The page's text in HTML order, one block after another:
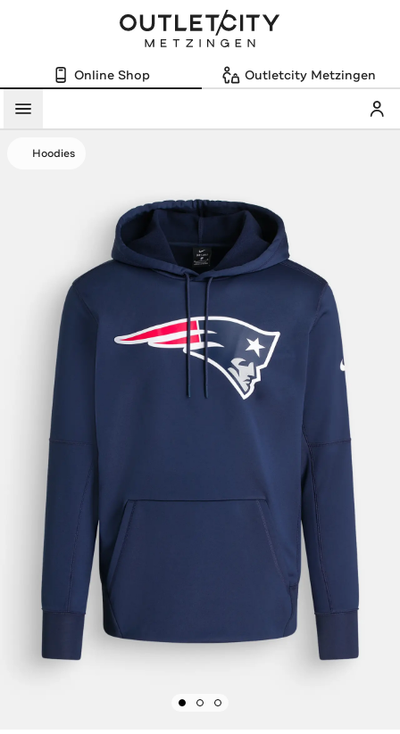
Online Shop Outletcity Metzingen
Menü
Hoodies